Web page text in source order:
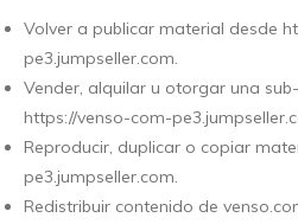
Volver a publicar material desde
pe3.jumpseller.com.
Vender, alquilar u otorgar una
https://venso-com-
Reproducir, duplicar o copiar
pe3.jumpseller.com.
Redistribuir contenido de